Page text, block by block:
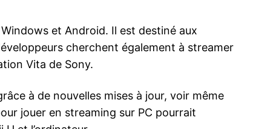
et Android. Il est destiné aux
cherchent également à streamer
Vita de Sony.
à de nouvelles mises à jour, voir même
jouer en streaming sur PC pourrait